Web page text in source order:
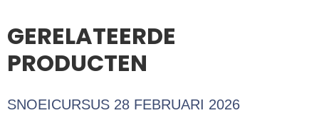
GERELATEERDE
PRODUCTEN
SNOEICURSUS 28 FEBRUARI 2026